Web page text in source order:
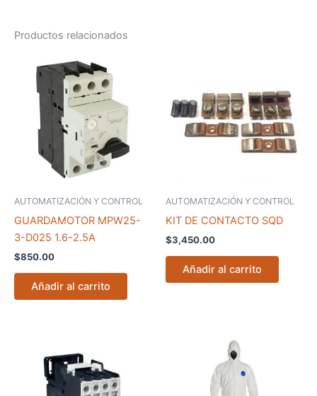
Productos relacionados
AUTOMATIZACIÓN Y CONTROL
GUARDAMOTOR MPW25-
3-D025 1.6-2.5A
$850.00
Añadir al carrito
AUTOMATIZACIÓN Y CONTROL
KIT DE CONTACTO SQD
$3,450.00
Añadir al carrito